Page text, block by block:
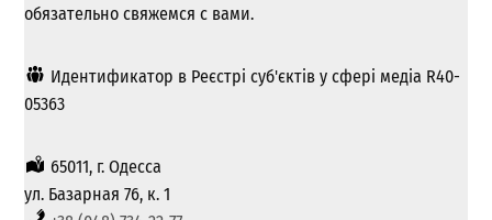
обязательно свяжемся с вами.
Идентификатор в Реєстрі суб'єктів у сфері медіа R40-
05363
65011, г. Одесса
ул. Базарная 76, к. 1